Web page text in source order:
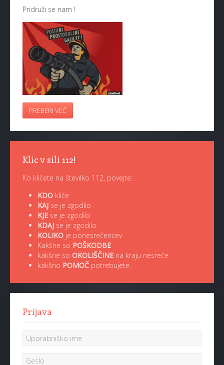
Pridruži se nam !
PREBERI VEČ
Klic v sili 112!
Ko kličete na številko 112, povejte:
KDO kliče
KAJ se je zgodilo
KJE se je zgodilo
KDAJ se je zgodilo
KOLIKO je ponesrečencev
Kakšne so POŠKODBE
kakšne so OKOLIŠČINE na kraju nesreče
kakšno POMOČ potrebujete.
Prijava